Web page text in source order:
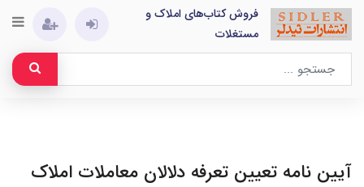
فروش کتاب‌های املاک و
مستغلات
آیین نامه تعیین تعرفه دلالان معاملات املاک